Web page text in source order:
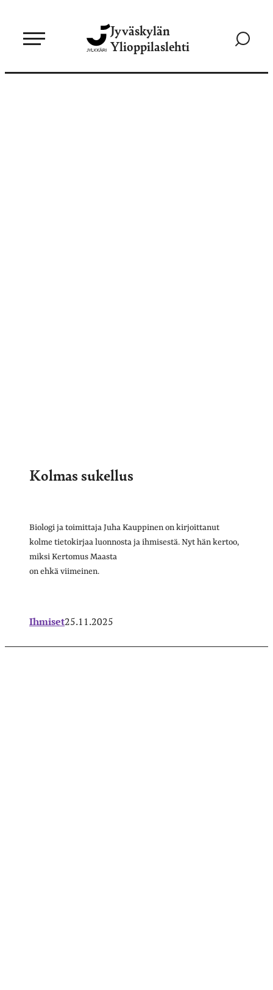
sisältöön
Jyväskylän
Ylioppilaslehti
Siirry
Kolmas sukellus
Biologi ja toimittaja Juha Kauppinen on kirjoittanut
kolme tietokirjaa luonnosta ja ihmisestä. Nyt hän kertoo,
miksi Kertomus Maasta
on ehkä viimeinen.
Ihmiset25.11.2025